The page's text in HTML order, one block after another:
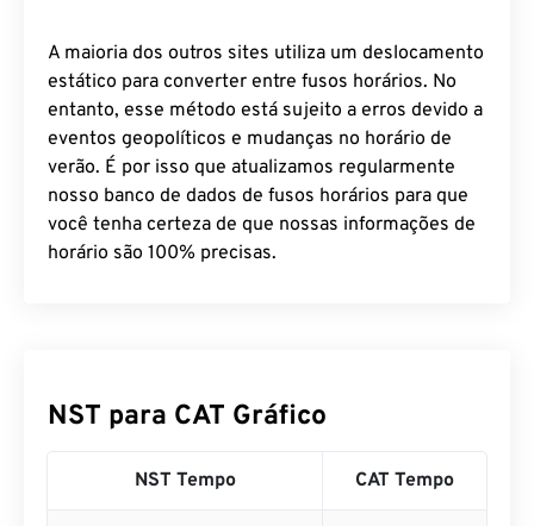
A maioria dos outros sites utiliza um deslocamento
estático para converter entre fusos horários. No
entanto, esse método está sujeito a erros devido a
eventos geopolíticos e mudanças no horário de
verão. É por isso que atualizamos regularmente
nosso banco de dados de fusos horários para que
você tenha certeza de que nossas informações de
horário são 100% precisas.
NST para CAT Gráfico
NST Tempo CAT Tempo